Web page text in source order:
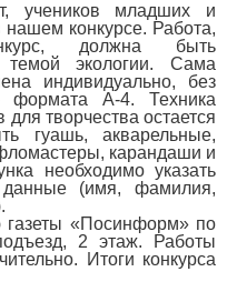
учеников младших и
нашем конкурсе. Работа,
должна быть
темой экологии. Сама
индивидуально, без
формата А-4. Техника
творчества остается
гуашь, акварельные,
карандаши и
необходимо указать
(имя, фамилия,
газеты «Посинформ» по
2 этаж. Работы
Итоги конкурса